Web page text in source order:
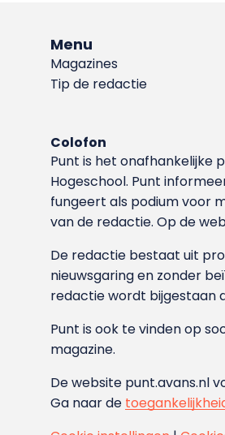
Menu
Magazines
Tip de redactie
Colofon
Punt is het onafhankelijke
Hoge­school. Punt
fungeert als podium voor
van de redactie. Op de
De redactie bestaat uit
nieuwsgaring en zonder
redactie wordt bijgestaan
Punt is ook te vinden op
magazine.
De website punt.avans.nl
Ga naar de